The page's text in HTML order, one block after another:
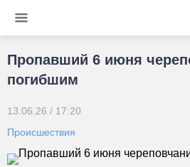
Пропавший 6 июня
погибшим
13.06.26 / 17:20
Происшествия